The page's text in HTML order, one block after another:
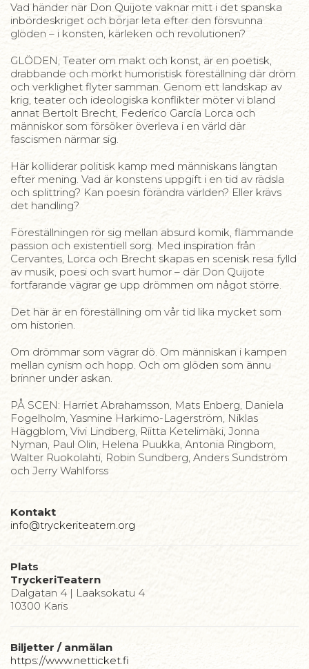
Vad händer när Don Quijote vaknar mitt i det spanska
inbördeskriget och börjar leta efter den försvunna
glöden – i konsten, kärleken och revolutionen?
GLÖDEN, Teater om makt och konst, är en poetisk,
drabbande och mörkt humoristisk föreställning där dröm
och verklighet flyter samman. Genom ett landskap av
krig, teater och ideologiska konflikter möter vi bland
annat Bertolt Brecht, Federico García Lorca och
människor som försöker överleva i en värld där
fascismen närmar sig.
Här kolliderar politisk kamp med människans längtan
efter mening. Vad är konstens uppgift i en tid av rädsla
och splittring? Kan poesin förändra världen? Eller krävs
det handling?
Föreställningen rör sig mellan absurd komik, flammande
passion och existentiell sorg. Med inspiration från
Cervantes, Lorca och Brecht skapas en scenisk resa fylld
av musik, poesi och svart humor – där Don Quijote
fortfarande vägrar ge upp drömmen om något större.
Det här är en föreställning om vår tid lika mycket som
om historien.
Om drömmar som vägrar dö. Om människan i kampen
mellan cynism och hopp. Och om glöden som ännu
brinner under askan.
PÅ SCEN: Harriet Abrahamsson, Mats Enberg, Daniela
Fogelholm, Yasmine Harkimo-Lagerström, Niklas
Häggblom, Vivi Lindberg, Riitta Ketelimäki, Jonna
Nyman, Paul Olin, Helena Puukka, Antonia Ringbom,
Walter Ruokolahti, Robin Sundberg, Anders Sundström
och Jerry Wahlforss
Kontakt
info@tryckeriteatern.org
Plats
TryckeriTeatern
Dalgatan 4 | Laaksokatu 4
10300 Karis
Biljetter / anmälan
https://www.netticket.fi